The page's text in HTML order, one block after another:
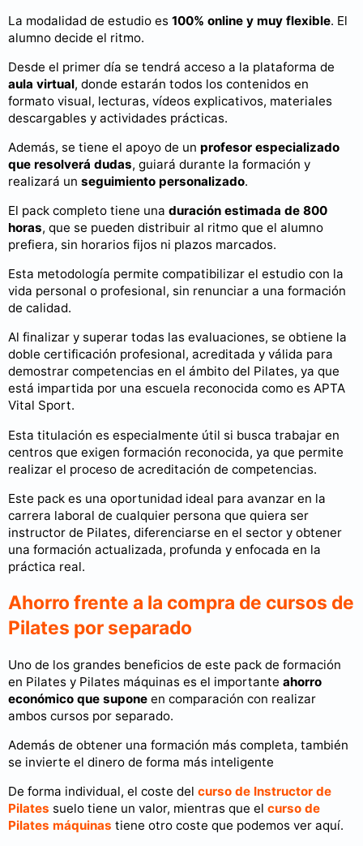
La modalidad de estudio es 100% online y muy flexible. El
alumno decide el ritmo.
Desde el primer día se tendrá acceso a la plataforma de
aula virtual, donde estarán todos los contenidos en
formato visual, lecturas, vídeos explicativos, materiales
descargables y actividades prácticas.
Además, se tiene el apoyo de un profesor especializado
que resolverá dudas, guiará durante la formación y
realizará un seguimiento personalizado.
El pack completo tiene una duración estimada de 800
horas, que se pueden distribuir al ritmo que el alumno
prefiera, sin horarios fijos ni plazos marcados.
Esta metodología permite compatibilizar el estudio con la
vida personal o profesional, sin renunciar a una formación
de calidad.
Al finalizar y superar todas las evaluaciones, se obtiene la
doble certificación profesional, acreditada y válida para
demostrar competencias en el ámbito del Pilates, ya que
está impartida por una escuela reconocida como es APTA
Vital Sport.
Esta titulación es especialmente útil si busca trabajar en
centros que exigen formación reconocida, ya que permite
realizar el proceso de acreditación de competencias.
Este pack es una oportunidad ideal para avanzar en la
carrera laboral de cualquier persona que quiera ser
instructor de Pilates, diferenciarse en el sector y obtener
una formación actualizada, profunda y enfocada en la
práctica real.
Ahorro frente a la compra de cursos de
Pilates por separado
Uno de los grandes beneficios de este pack de formación
en Pilates y Pilates máquinas es el importante ahorro
económico que supone en comparación con realizar
ambos cursos por separado.
Además de obtener una formación más completa, también
se invierte el dinero de forma más inteligente
De forma individual, el coste del curso de Instructor de
Pilates suelo tiene un valor, mientras que el curso de
Pilates máquinas tiene otro coste que podemos ver aquí.